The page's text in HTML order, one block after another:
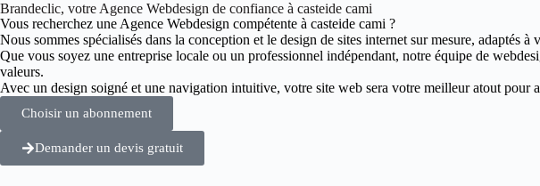
Brandeclic, votre Agence Webdesign de confiance à casteide cami
Vous recherchez une Agence Webdesign compétente à casteide cami ?
Nous sommes spécialisés dans la conception et le design de sites internet sur mesure, adaptés à
Que vous soyez une entreprise locale ou un professionnel indépendant, notre équipe de
valeurs.
Avec un design soigné et une navigation intuitive, votre site web sera votre meilleur atout pour
Choisir un abonnement
Demander un devis gratuit